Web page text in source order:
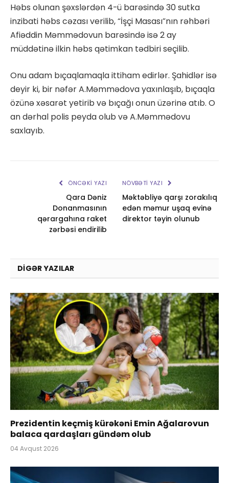
Həbs olunan şəxslərdən 4-ü barəsində 30 sutka
inzibati həbs cəzası verilib, “İşçi Masası”nın rəhbəri
Afiəddin Məmmədovun barəsində isə 2 ay
müddətinə ilkin həbs qətimkan tədbiri seçilib.
Onu adam bıçaqlamaqla ittiham edirlər. Şahidlər isə
deyir ki, bir nəfər A.Məmmədova yaxınlaşıb, bıçaqla
özünə xəsarət yetirib və bıçağı onun üzərinə atıb. O
an dərhal polis peyda olub və A.Məmmədovu
saxlayıb.
ÖNCƏKI YAZI
Qara Dəniz
Donanmasının
qərargahına raket
zərbəsi endirilib
NÖVBƏTI YAZI
Məktəbliyə qarşı zorakılıq
edən məmur uşaq evinə
direktor təyin olunub
DIGƏR YAZILAR
Prezidentin keçmiş kürəkəni Emin Ağalarovun
balaca qardaşları gündəm olub
04 Avqust 2026